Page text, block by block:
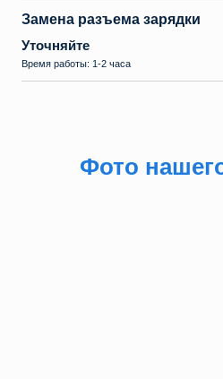
Замена разъема зарядки
Уточняйте
Время работы: 1-2 часа
Фото